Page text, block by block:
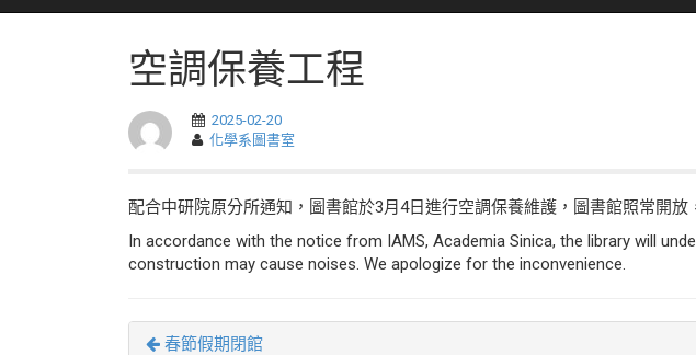
空調保養工程
2025-02-20
化學系圖書室
配合中研院原分所通知，圖書館於3月4日進行空調保養維護，圖書館照常開
In accordance with the notice from IAMS, Academia Sinica, the library will
construction may cause noises. We apologize for the inconvenience.
春節假期閉館